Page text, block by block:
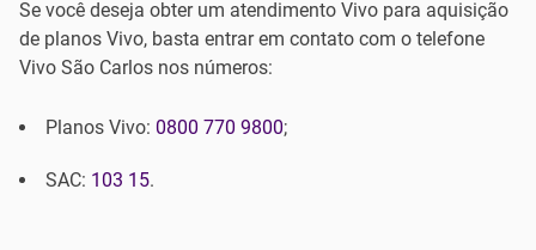
Se você deseja obter um atendimento Vivo para aquisição
de planos Vivo, basta entrar em contato com o telefone
Vivo São Carlos nos números:
Planos Vivo: 0800 770 9800;
SAC: 103 15.